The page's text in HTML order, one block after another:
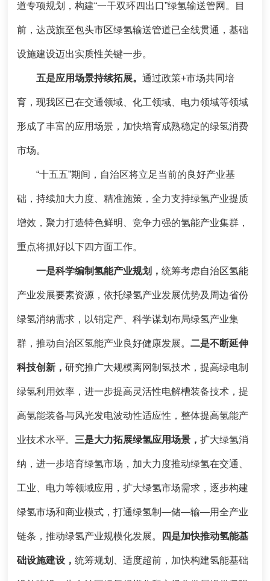
道专项规划，构建“一干双环四出口”绿氢输送管网。目
前，达茂旗至包头市区绿氢输送管道已全线贯通，基础
设施建设迈出实质性关键一步。
五是应用场景持续拓展。通过政策+市场共同培
育，现我区已在交通领域、化工领域、电力领域等领域
形成了丰富的应用场景，加快培育成熟稳定的绿氢消费
市场。
“十五五”期间，自治区将立足当前的良好产业基
础，持续加大力度、精准施策，全力支持绿氢产业提质
增效，聚力打造特色鲜明、竞争力强的氢能产业集群，
重点将抓好以下四方面工作。
一是科学编制氢能产业规划，统筹考虑自治区氢能
产业发展要素资源，依托绿氢产业发展优势及周边省份
绿氢消纳需求，以销定产、科学谋划布局绿氢产业集
群，推动自治区氢能产业良好健康发展。二是不断延伸
科技创新，研究推广大规模离网制氢技术，提高绿电制
绿氢利用效率，进一步提高灵活性电解槽装备技术，提
高氢能装备与风光发电波动性适应性，整体提高氢能产
业技术水平。 三是大力拓展绿氢应用场景，扩大绿氢消
纳，进一步培育绿氢市场，加大力度推动绿氢在交通、
工业、电力等领域应用，扩大绿氢市场需求，逐步构建
绿氢市场和商业模式，打通绿氢制—储—输—用全产业
链条，推动绿氢产业规模化发展。 四是加快推动氢能基
础设施建设，统筹规划、适度超前，加快构建氢能基础